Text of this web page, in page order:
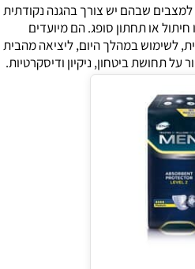
שבהם יש צורך בהגנה נקודתית
או תחתון סופג. הם מיועדים
לשימוש במהלך היום, ליציאה מהבית
תחושת ביטחון, ניקיון ודיסקרטיות.